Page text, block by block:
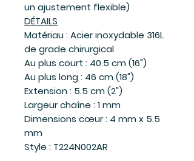
un ajustement flexible)
DÉTAILS
Matériau : Acier inoxydable 316L
de grade chirurgical
Au plus court : 40.5 cm (16")
Au plus long : 46 cm (18")
Extension : 5.5 cm (2")
Largeur chaîne : 1 mm
Dimensions cœur : 4 mm x 5.5
mm
Style : T224N002AR